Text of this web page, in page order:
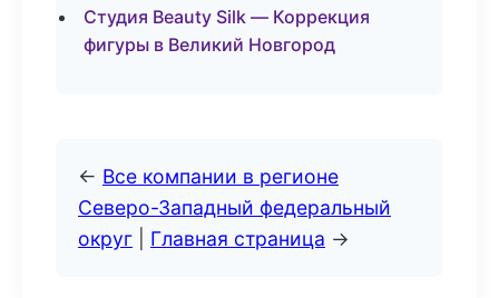
Студия Beauty Silk — Коррекция
фигуры в Великий Новгород
← Все компании в регионе
Северо-Западный федеральный
округ
Главная страница →